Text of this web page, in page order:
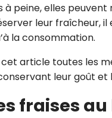
à peine, elles
leur fraîcheur,
la consommation.
cet article toutes les
leur goût et
fraises